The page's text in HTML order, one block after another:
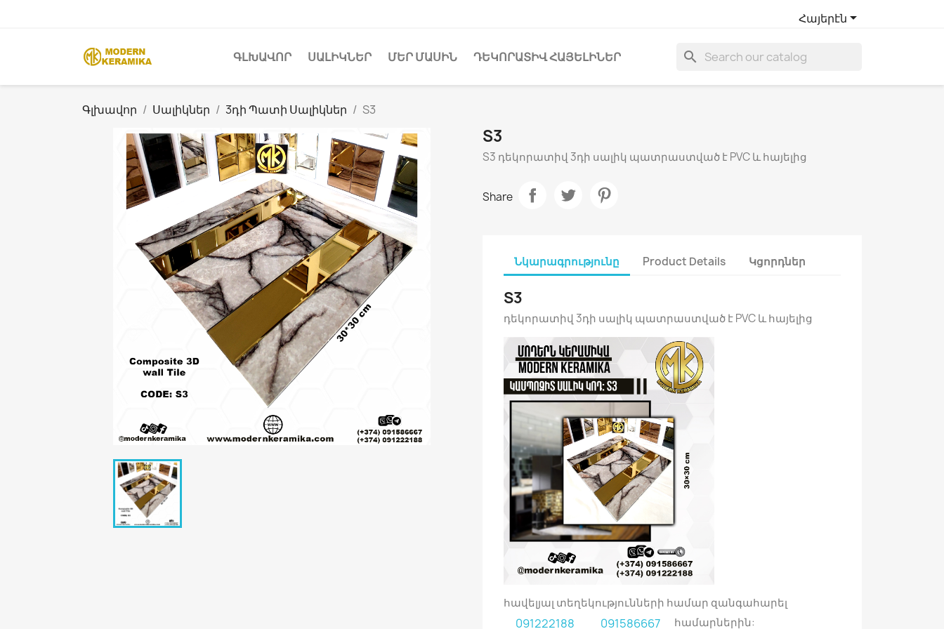
Հայերէն
ԳԼԽԱՎՈՐ ՍԱԼԻԿՆԵՐ ՄԵՐ ՄԱՍԻՆ ԴԵԿՈՐԱՏԻՎ ՀԱՅԵԼԻՆԵՐ search
Գլխավոր Սալիկներ 3դի Պատի Սալիկներ S3
S3
S3 դեկորատիվ 3դի սալիկ պատրաստված է PVC և հայելից
Share
Նկարագրությունը Product Details Կցորդներ
S3
դեկորատիվ 3դի սալիկ պատրաստված է PVC և հայելից
հավելյալ տեղեկությունների համար զանգահարել
091222188 091586667 համարներին: